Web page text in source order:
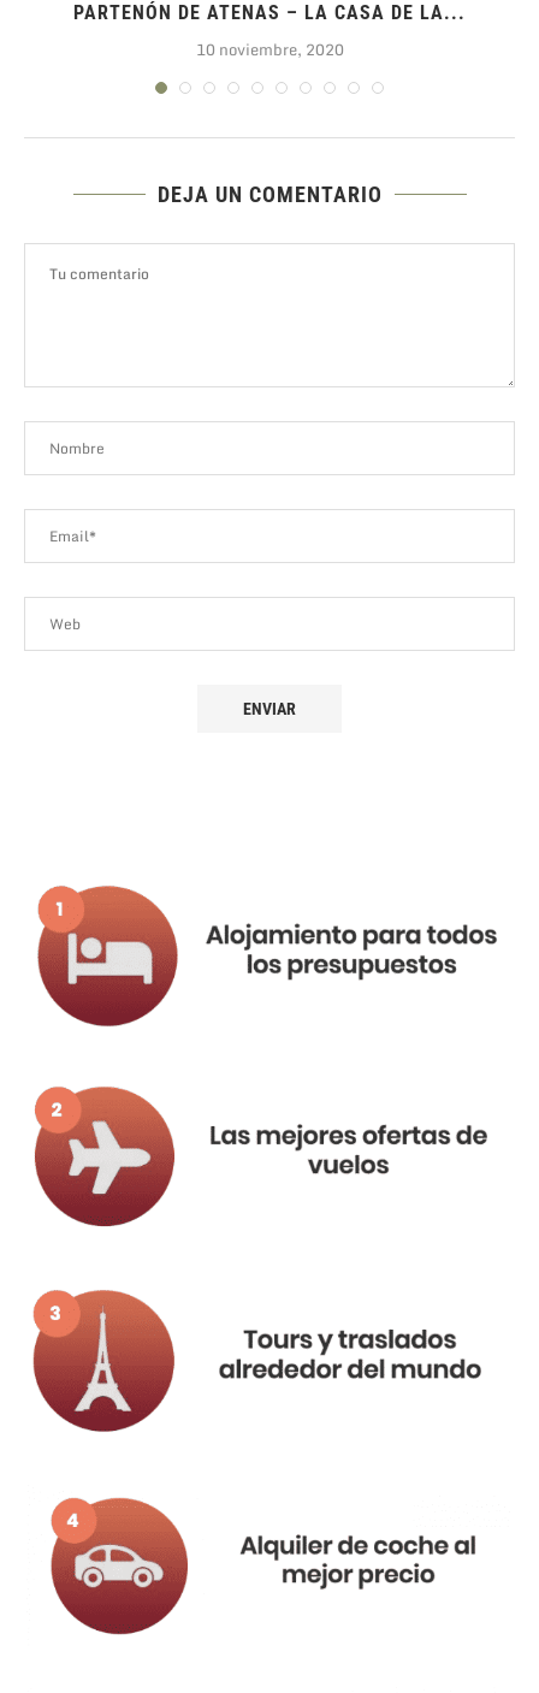
PARTENÓN DE ATENAS – LA CASA DE LA...
10 noviembre, 2020
DEJA UN COMENTARIO